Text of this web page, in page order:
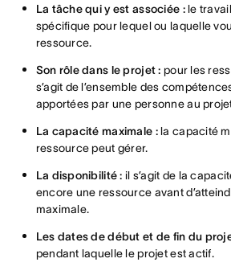
La tâche qui y est associée :le
spécifique pour lequel ou laquelle
ressource.
Son rôle dans le projet : pour les
s’agit de l’ensemble des
apportées par une personne au
La capacité maximale :la capacité
ressource peut gérer.
La disponibilité : il s’agit de la
encore une ressource avant
maximale.
Les dates de début et de fin du
pendant laquelle le projet est actif.